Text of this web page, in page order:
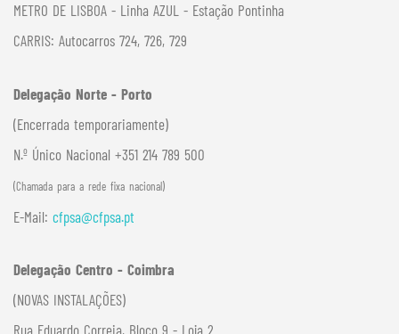
METRO DE LISBOA - Linha AZUL - Estação Pontinha
CARRIS: Autocarros 724, 726, 729
Delegação Norte - Porto
(Encerrada temporariamente)
N.º Único Nacional +351 214 789 500
(Chamada para a rede fixa nacional)
E-Mail: cfpsa@cfpsa.pt
Delegação Centro - Coimbra
(NOVAS INSTALAÇÕES)
Rua Eduardo Correia, Bloco 9 - Loja 2